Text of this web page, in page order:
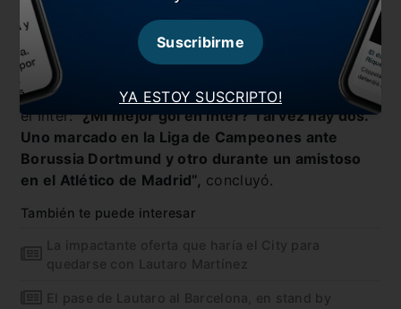
Para finalizar, los periodistas le consultaron sobre
cual había sido para el su mejor gol hasta ahora en
el Inter:“¿Mi mejor gol en Inter? Tal vez hay dos.
Uno marcado en la Liga de Campeones ante
Borussia Dortmund y otro durante un amistoso
en el Atlético de Madrid”, concluyó.
También te puede interesar
La impactante oferta que haría el City para
quedarse con Lautaro Martínez
El pase de Lautaro al Barcelona, en stand by
YA ESTOY SUSCRIPTO!
Suscribirme